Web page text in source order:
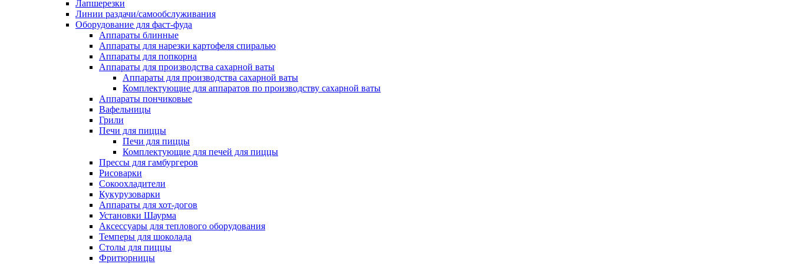
Лапшерезки
Линии раздачи/самообслуживания
Оборудование для фаст-фуда
Аппараты блинные
Аппараты для нарезки картофеля спиралью
Аппараты для попкорна
Аппараты для производства сахарной ваты
Аппараты для производства сахарной ваты
Комплектующие для аппаратов по производству сахарной ваты
Аппараты пончиковые
Вафельницы
Грили
Печи для пиццы
Печи для пиццы
Комплектующие для печей для пиццы
Прессы для гамбургеров
Рисоварки
Сокоохладители
Кукурузоварки
Аппараты для хот-догов
Установки Шаурма
Аксессуары для теплового оборудования
Темперы для шоколада
Столы для пиццы
Фритюрницы